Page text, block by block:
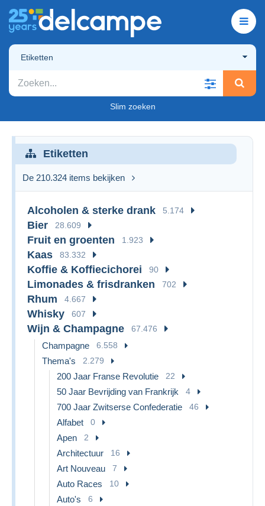
Etiketten
Slim zoeken
Etiketten
De 210.324 items bekijken
Alcoholen & sterke drank 5.174
Bier 28.609
Fruit en groenten 1.923
Kaas 83.332
Koffie & Koffiecichorei 90
Limonades & frisdranken 702
Rhum 4.667
Whisky 607
Wijn & Champagne 67.476
Champagne 6.558
Thema's 2.279
200 Jaar Franse Revolutie 22
50 Jaar Bevrijding van Frankrijk 4
700 Jaar Zwitserse Confederatie 46
Alfabet 0
Apen 2
Architectuur 16
Art Nouveau 7
Auto Races 10
Auto's 6